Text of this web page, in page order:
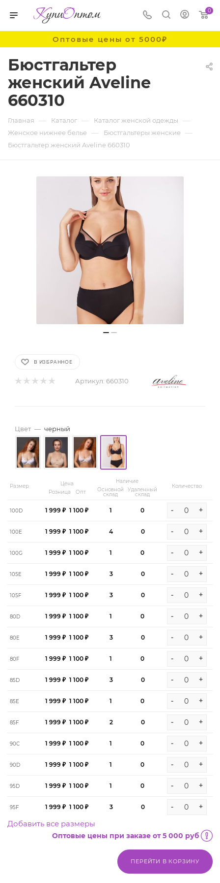
0
Оптовые цены от 5000₽
Бюстгальтер
женский Aveline
660310
Главная — Каталог — Каталог женской одежды —
Женское нижнее белье — Бюстгальтеры женские —
Бюстгальтер женский Aveline 660310
В ИЗБРАННОЕ
Артикул: 660310
Цвет — черный
Размер
Цена
Розница
Опт
Наличие
Основной
склад
Удаленный
склад
Количество
100D 1 999 ₽ 1 100 ₽ 1 0 - +
100E 1 999 ₽ 1 100 ₽ 4 0 - +
100G 1 999 ₽ 1 100 ₽ 1 0 - +
105E 1 999 ₽ 1 100 ₽ 3 0 - +
105F 1 999 ₽ 1 100 ₽ 3 0 - +
80D 1 999 ₽ 1 100 ₽ 1 0 - +
80E 1 999 ₽ 1 100 ₽ 3 0 - +
80F 1 999 ₽ 1 100 ₽ 1 0 - +
85D 1 999 ₽ 1 100 ₽ 3 0 - +
85E 1 999 ₽ 1 100 ₽ 1 0 - +
85F 1 999 ₽ 1 100 ₽ 2 0 - +
90C 1 999 ₽ 1 100 ₽ 1 0 - +
90D 1 999 ₽ 1 100 ₽ 1 0 - +
95D 1 999 ₽ 1 100 ₽ 1 0 - +
95F 1 999 ₽ 1 100 ₽ 3 0 - +
Добавить все размеры
Оптовые цены при заказе от 5 000 руб
ПЕРЕЙТИ В КОРЗИНУ